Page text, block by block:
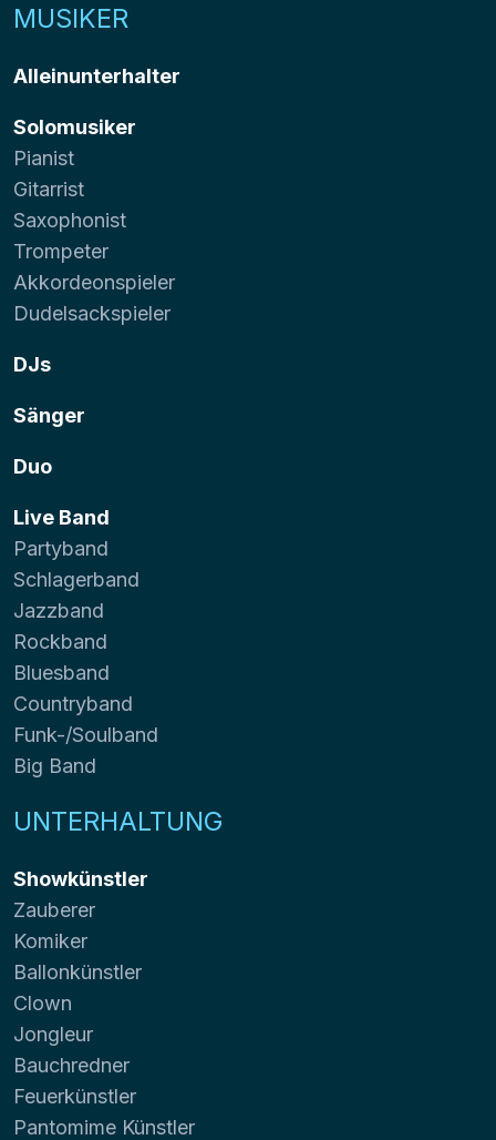
MUSIKER
Alleinunterhalter
Solomusiker
Pianist
Gitarrist
Saxophonist
Trompeter
Akkordeonspieler
Dudelsackspieler
DJs
Sänger
Duo
Live Band
Partyband
Schlagerband
Jazzband
Rockband
Bluesband
Countryband
Funk-/Soulband
Big Band
UNTERHALTUNG
Showkünstler
Zauberer
Komiker
Ballonkünstler
Clown
Jongleur
Bauchredner
Feuerkünstler
Pantomime Künstler